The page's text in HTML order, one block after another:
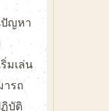
ปัญหา
มเล่น
ารถ
บัติ